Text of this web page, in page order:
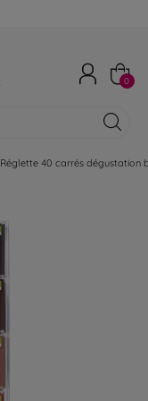
0
Réglette 40 carrés dégustation